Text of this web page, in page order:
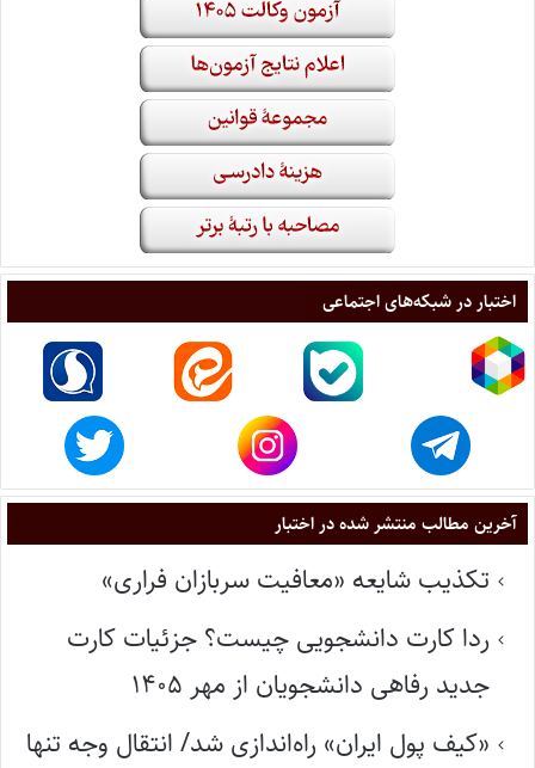
اختبار در شبکه‌های اجتماعی
آخرین مطالب منتشر شده در اختبار
تکذیب شایعه «معافیت سربازان فراری»
ردا کارت دانشجویی چیست؟ جزئیات کارت
جدید رفاهی دانشجویان از مهر ۱۴۰۵
«کیف پول ایران» راه‌اندازی شد/ انتقال وجه تنها